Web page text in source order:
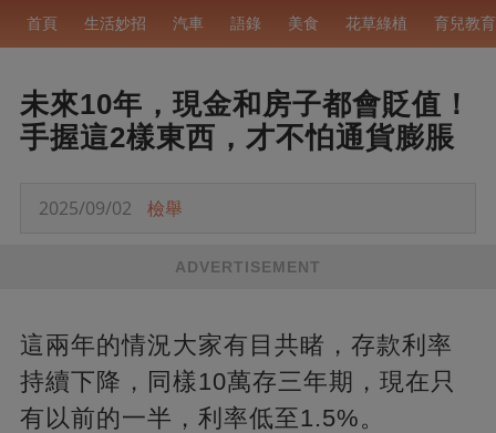
首頁 生活妙招 汽車 語錄 美食 花草綠植 育兒教育
未來10年，現金和房子都會貶值！
手握這2樣東西，才不怕通貨膨脹
2025/09/02 檢舉
ADVERTISEMENT
這兩年的情況大家有目共睹，存款利率
持續下降，同樣10萬存三年期，現在只
有以前的一半，利率低至1.5%。